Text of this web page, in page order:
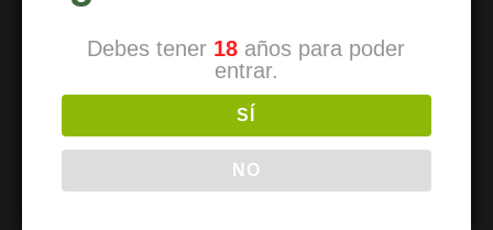
Debes tener 18 años para poder
entrar.
SÍ
NO